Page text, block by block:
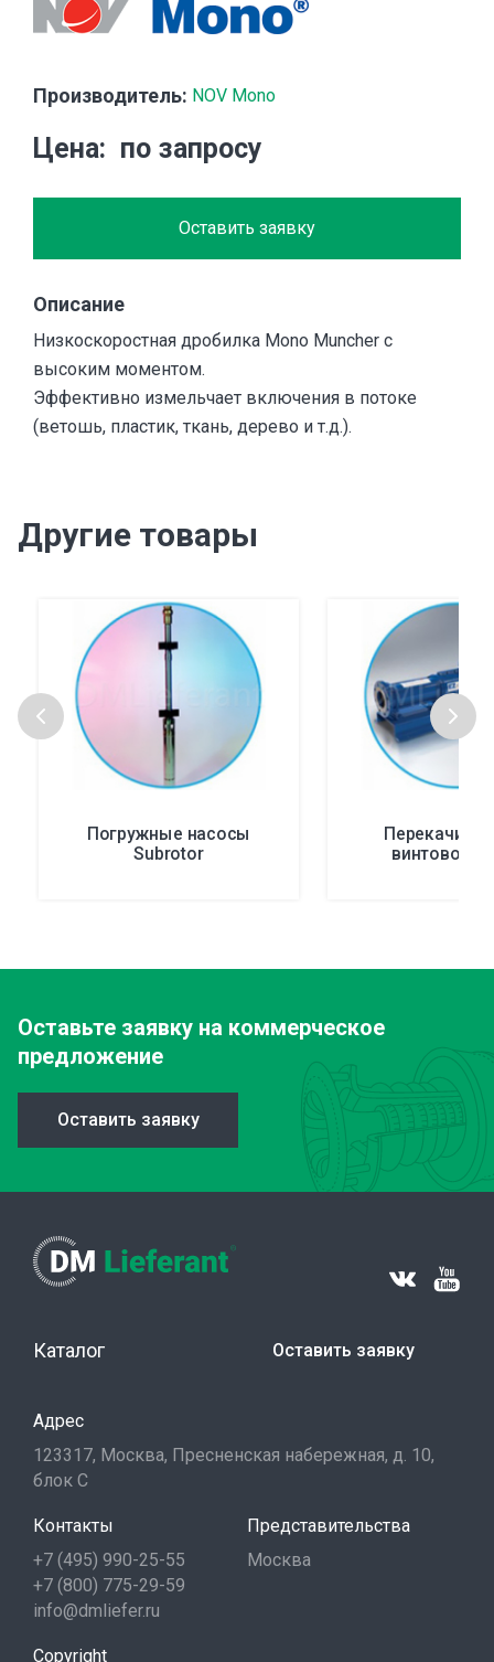
Производитель: NOV Mono
Цена по запросу
Оставить заявку
Описание
Низкоскоростная дробилка Mono Muncher с
высоким моментом.
Эффективно измельчает включения в потоке
(ветошь, пластик, ткань, дерево и т.д.).
Другие товары
Погружные насосы
Subrotor винтовой
Оставьте заявку на коммерческое
предложение
Оставить заявку
Каталог Оставить заявку
Адрес
123317, Москва, Пресненская набережная, д. 10,
блок С
Контакты
+7 (495) 990-25-55
+7 (800) 775-29-59
info@dmliefer.ru
Представительства
Москва
Copyright